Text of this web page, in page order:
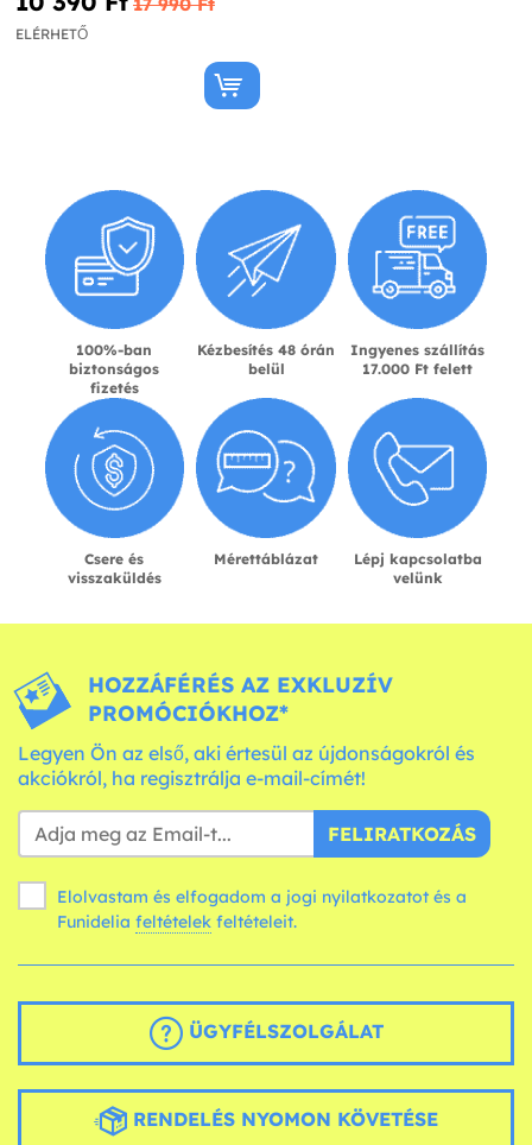
ELÉRHETŐ
100%-ban
biztonságos
fizetés
Kézbesítés 48 órán
belül
Ingyenes szállítás
17.000 Ft felett
Csere és
visszaküldés
Mérettáblázat
Lépj kapcsolatba
velünk
HOZZÁFÉRÉS AZ EXKLUZÍV
PROMÓCIÓKHOZ*
Legyen Ön az első, aki értesül az újdonságokról és
akciókról, ha regisztrálja e-mail-címét!
FELIRATKOZÁS
Elolvastam és elfogadom a jogi nyilatkozatot és a
Funidelia feltételek feltételeit.
ÜGYFÉLSZOLGÁLAT
RENDELÉS NYOMON KÖVETÉSE